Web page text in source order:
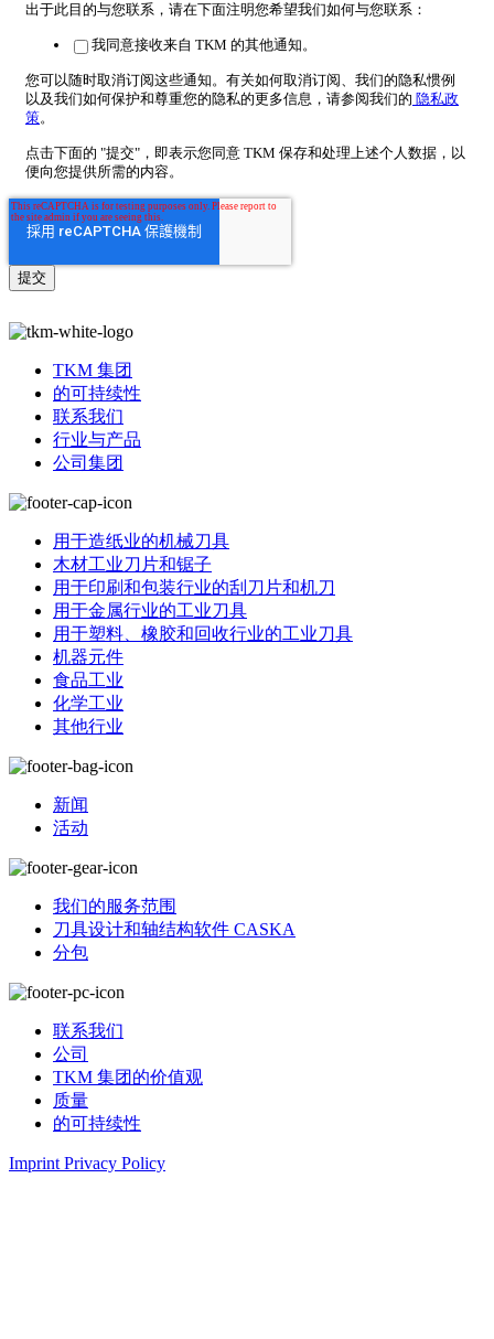
出于此目的与您联系，请在下面注明您希望我们如何与您联系：
我同意接收来自 TKM 的其他通知。
您可以随时取消订阅这些通知。有关如何取消订阅、我们的隐私惯例
以及我们如何保护和尊重您的隐私的更多信息，请参阅我们的 隐私政
策。
点击下面的 "提交"，即表示您同意 TKM 保存和处理上述个人数据，以
便向您提供所需的内容。
TKM 集团
的可持续性
联系我们
行业与产品
公司集团
用于造纸业的机械刀具
木材工业刀片和锯子
用于印刷和包装行业的刮刀片和机刀
用于金属行业的工业刀具
用于塑料、橡胶和回收行业的工业刀具
机器元件
食品工业
化学工业
其他行业
新闻
活动
我们的服务范围
刀具设计和轴结构软件 CASKA
分包
联系我们
公司
TKM 集团的价值观
质量
的可持续性
Imprint Privacy Policy